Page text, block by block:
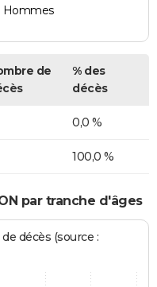
Hommes
de
% des
décès
0,0 %
100,0 %
par tranche d'âges
décès (source :